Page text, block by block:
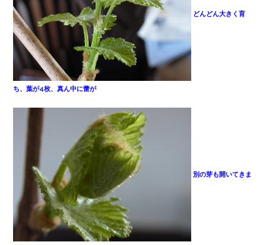
どんどん大きく育
ち、葉が4枚、真ん中に蕾が
別の芽も開いてきま